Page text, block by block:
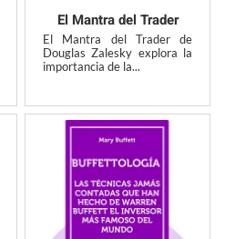
El Mantra del Trader
El Mantra del Trader de
Douglas Zalesky explora la
importancia de la...